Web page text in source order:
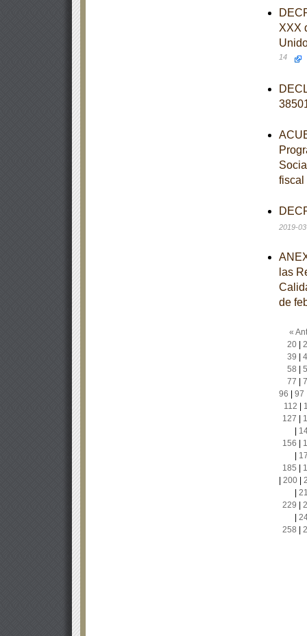
XXX
14
2019-
las
de
«
20|
39
58
77
96
97
112
127
156
185
200|
229
258